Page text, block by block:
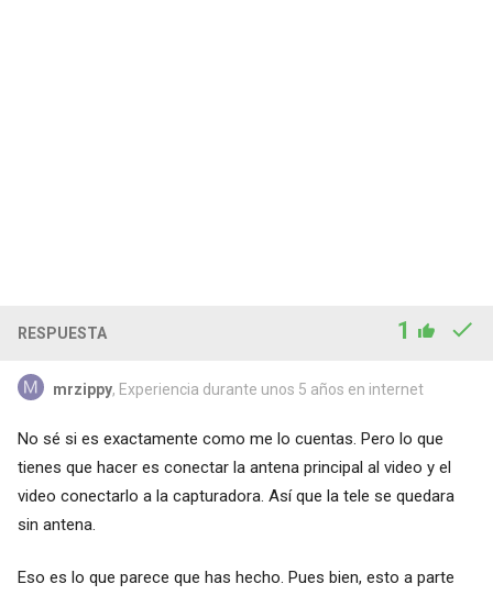
RESPUESTA 1
mrzippy, Experiencia durante unos 5 años en internet
No sé si es exactamente como me lo cuentas. Pero lo que
tienes que hacer es conectar la antena principal al video y el
video conectarlo a la capturadora. Así que la tele se quedara
sin antena.
Eso es lo que parece que has hecho. Pues bien, esto a parte